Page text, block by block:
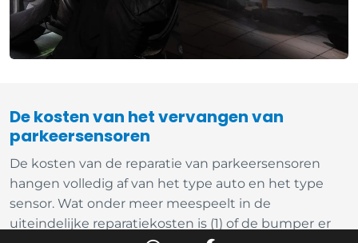
De kosten van het vervangen van
parkeersensoren
De kosten van de reparatie van parkeersensoren
hangen volledig af van het type auto en het type
sensor. Wat onder meer meespeelt in de
uiteindelijke reparatiekosten is (1) of de bumper er